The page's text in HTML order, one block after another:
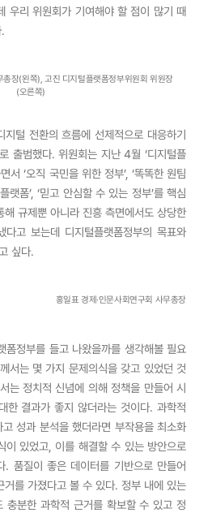
우리 위원회가 기여해야 할 점이 많기 때
총장(왼쪽), 고진 디지털플랫폼정부위원회 위원장
(오른쪽)
지털 전환의 흐름에 선제적으로 대응하기
출범했다. 위원회는 지난 4월 ‘디지털플
서 ‘오직 국민을 위한 정부’, ‘똑똑한 원팀
랫폼’, ‘믿고 안심할 수 있는 정부’를 핵심
규제뿐 아니라 진흥 측면에서도 상당한
다고 보는데 디지털플랫폼정부의 목표와
싶다.
홍일표 경제·인문사회연구회 사무총장
폼정부를 들고 나왔을까를 생각해볼 필요
서는 몇 가지 문제의식을 갖고 있었던 것
는 정치적 신념에 의해 정책을 만들어 시
한 결과가 좋지 않더라는 것이다. 과학적
성과 분석을 했더라면 부작용을 최소화
이 있었고, 이를 해결할 수 있는 방안으로
. 품질이 좋은 데이터를 기반으로 만들어
거를 가졌다고 볼 수 있다. 정부 내에 있는
충분한 과학적 근거를 확보할 수 있고 정